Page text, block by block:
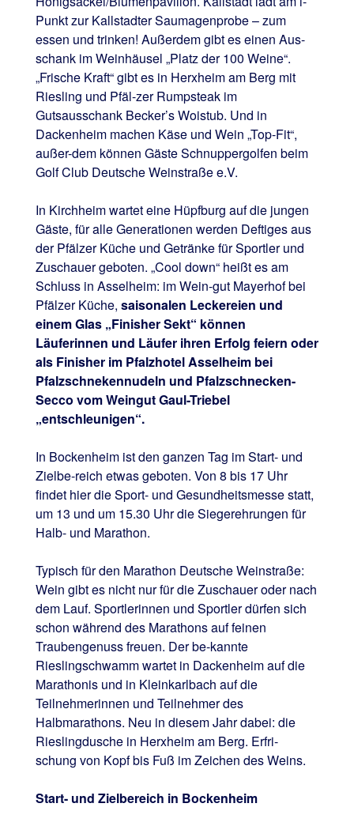
Punkt zur Kallstadter Saumagenprobe – zum
essen und trinken! Außerdem gibt es einen Aus-
schank im Weinhäusel „Platz der 100 Weine“.
„Frische Kraft“ gibt es in Herxheim am Berg mit
Riesling und Pfäl-zer Rumpsteak im
Gutsausschank Becker’s Woistub. Und in
Dackenheim machen Käse und Wein „Top-Fit“,
außer-dem können Gäste Schnuppergolfen beim
Golf Club Deutsche Weinstraße e.V.
In Kirchheim wartet eine Hüpfburg auf die jungen
Gäste, für alle Generationen werden Deftiges aus
der Pfälzer Küche und Getränke für Sportler und
Zuschauer geboten. „Cool down“ heißt es am
Schluss in Asselheim: im Wein-gut Mayerhof bei
Pfälzer Küche, saisonalen Leckereien und
einem Glas „Finisher Sekt“ können
Läuferinnen und Läufer ihren Erfolg feiern oder
als Finisher im Pfalzhotel Asselheim bei
Pfalzschnekennudeln und Pfalzschnecken-
Secco vom Weingut Gaul-Triebel
„entschleunigen“.
In Bockenheim ist den ganzen Tag im Start- und
Zielbe-reich etwas geboten. Von 8 bis 17 Uhr
findet hier die Sport- und Gesundheitsmesse statt,
um 13 und um 15.30 Uhr die Siegerehrungen für
Halb- und Marathon.
Typisch für den Marathon Deutsche Weinstraße:
Wein gibt es nicht nur für die Zuschauer oder nach
dem Lauf. Sportlerinnen und Sportler dürfen sich
schon während des Marathons auf feinen
Traubengenuss freuen. Der be-kannte
Rieslingschwamm wartet in Dackenheim auf die
Marathonis und in Kleinkarlbach auf die
Teilnehmerinnen und Teilnehmer des
Halbmarathons. Neu in diesem Jahr dabei: die
Rieslingdusche in Herxheim am Berg. Erfri-
schung von Kopf bis Fuß im Zeichen des Weins.
Start- und Zielbereich in Bockenheim